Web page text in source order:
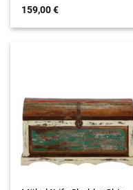
159,00€